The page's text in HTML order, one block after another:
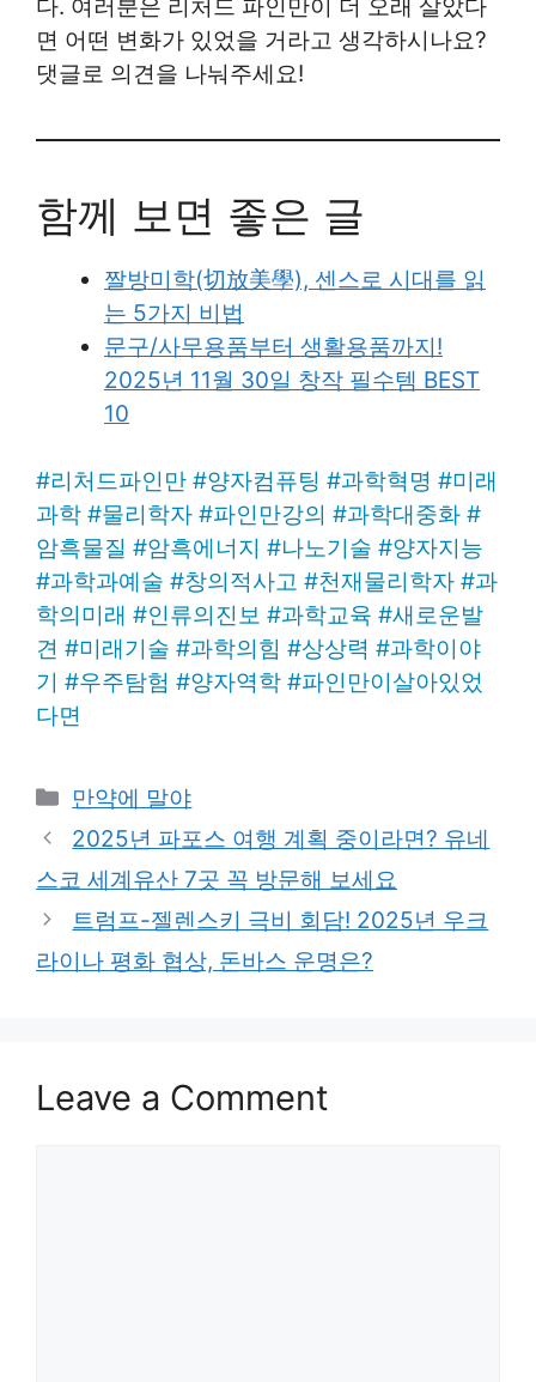
다. 여러분은 리처드 파인만이 더 오래 살았다
면 어떤 변화가 있었을 거라고 생각하시나요?
댓글로 의견을 나눠주세요!
함께 보면 좋은 글
짤방미학(切放美學), 센스로 시대를 읽
는 5가지 비법
문구/사무용품부터 생활용품까지!
2025년 11월 30일 창작 필수템 BEST
10
#리처드파인만 #양자컴퓨팅 #과학혁명 #미래
과학 #물리학자 #파인만강의 #과학대중화 #
암흑물질 #암흑에너지 #나노기술 #양자지능
#과학과예술 #창의적사고 #천재물리학자 #과
학의미래 #인류의진보 #과학교육 #새로운발
견 #미래기술 #과학의힘 #상상력 #과학이야
기 #우주탐험 #양자역학 #파인만이살아있었
다면
Categories
만약에 말야
2025년 파포스 여행 계획 중이라면? 유네
스코 세계유산 7곳 꼭 방문해 보세요
트럼프-젤렌스키 극비 회담! 2025년 우크
라이나 평화 협상, 돈바스 운명은?
Leave a Comment